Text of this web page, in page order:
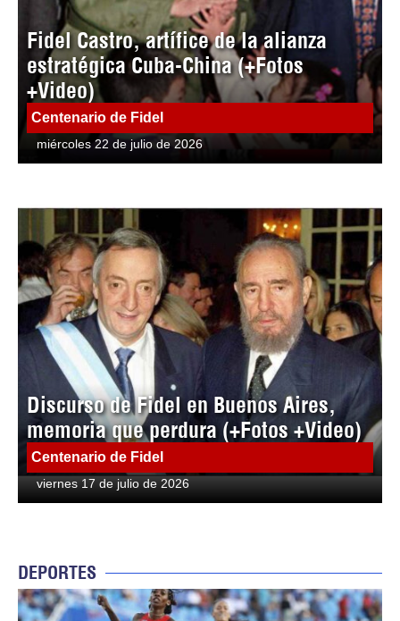
Fidel Castro, artífice de la alianza
estratégica Cuba-China (+Fotos
+Video)
Centenario de Fidel
miércoles 22 de julio de 2026
Discurso de Fidel en Buenos Aires,
memoria que perdura (+Fotos +Video)
Centenario de Fidel
viernes 17 de julio de 2026
DEPORTES